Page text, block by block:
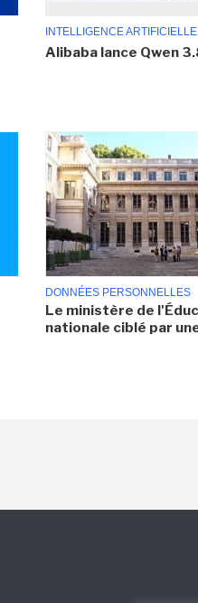
INTELLIGENCE ARTIFICIELLE
Alibaba lance Qwen
DONNÉES PERSONNELLES
Le ministère de
nationale ciblé par